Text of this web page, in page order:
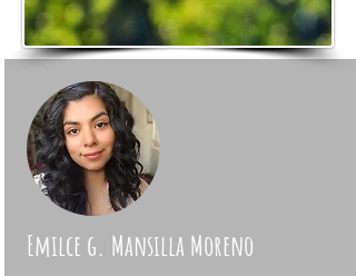
Emilce g. Mansilla Moreno